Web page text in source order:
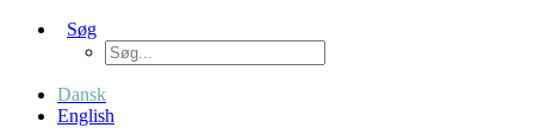
Søg
Dansk
English